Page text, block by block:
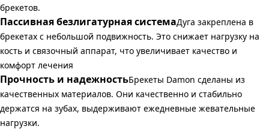
брекетов.
Пассивная безлигатурная системаДуга закреплена в
брекетах с небольшой подвижность. Это снижает нагрузку на
кость и связочный аппарат, что увеличивает качество и
комфорт лечения
Прочность и надежностьБрекеты Damon сделаны из
качественных материалов. Они качественно и стабильно
держатся на зубах, выдерживают ежедневные жевательные
нагрузки.